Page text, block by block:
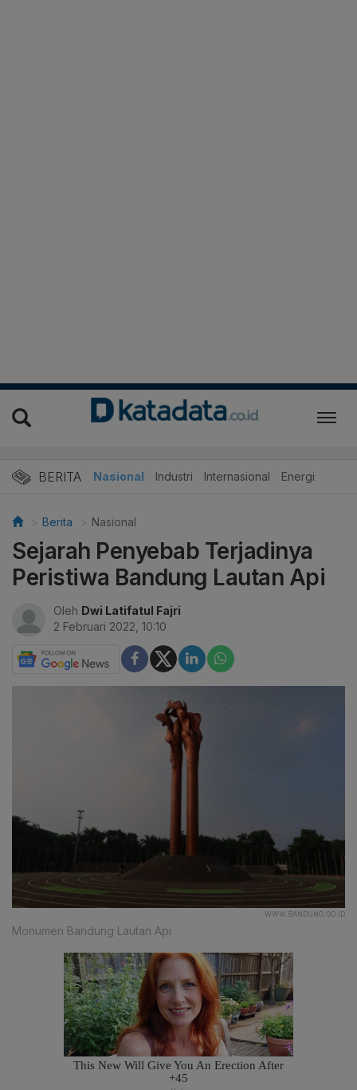
BERITA Nasional Industri Internasional Energi
Berita Nasional
Sejarah Penyebab Terjadinya
Peristiwa Bandung Lautan Api
Oleh Dwi Latifatul Fajri
2 Februari 2022, 10:10
WWW.BANDUNG.GO.ID
Monumen Bandung Lautan Api